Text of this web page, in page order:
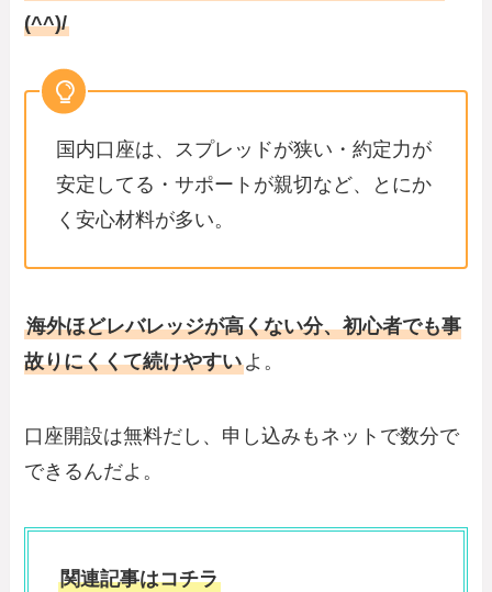
(^^)/
国内口座は、スプレッドが狭い・約定力が
安定してる・サポートが親切など、とにか
く安心材料が多い。
海外ほどレバレッジが高くない分、初心者でも事
故りにくくて続けやすいよ。
口座開設は無料だし、申し込みもネットで数分で
できるんだよ。
関連記事はコチラ